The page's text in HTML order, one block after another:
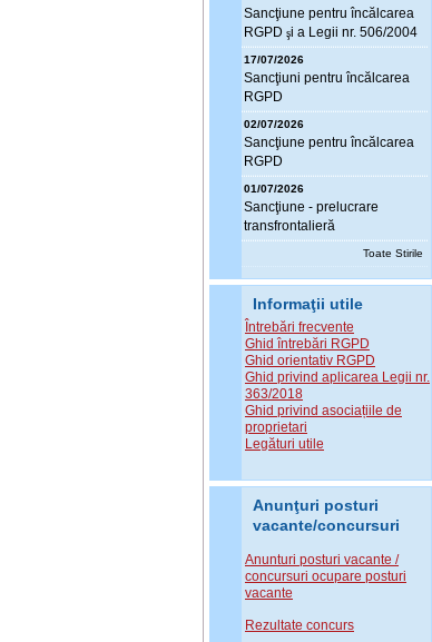
Sancţiune pentru încălcarea
RGPD şi a Legii nr. 506/2004
17/07/2026
Sancţiuni pentru încălcarea
RGPD
02/07/2026
Sancţiune pentru încălcarea
RGPD
01/07/2026
Sancţiune - prelucrare
transfrontalieră
Toate Stirile
Informaţii utile
Întrebări frecvente
Ghid întrebări RGPD
Ghid orientativ RGPD
Ghid privind aplicarea Legii nr.
363/2018
Ghid privind asociațiile de
proprietari
Legături utile
Anunţuri posturi
vacante/concursuri
Anunturi posturi vacante /
concursuri ocupare posturi
vacante
Rezultate concurs